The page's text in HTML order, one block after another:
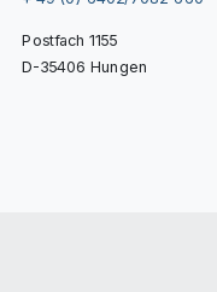
Postfach 1155
D-35406 Hungen